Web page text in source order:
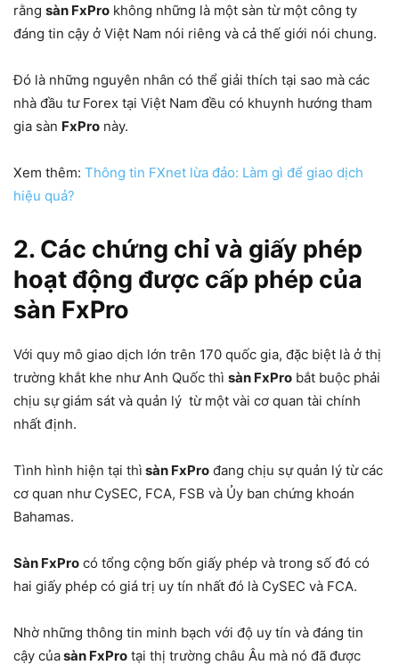
rằng sàn FxPro không những là một sàn từ một công ty
đáng tin cậy ở Việt Nam nói riêng và cả thế giới nói chung.
Đó là những nguyên nhân có thể giải thích tại sao mà các
nhà đầu tư Forex tại Việt Nam đều có khuynh hướng tham
gia sàn FxPro này.
Xem thêm: Thông tin FXnet lừa đảo: Làm gì để giao dịch
hiệu quả?
2. Các chứng chỉ và giấy phép
hoạt động được cấp phép của
sàn FxPro
Với quy mô giao dịch lớn trên 170 quốc gia, đặc biệt là ở thị
trường khắt khe như Anh Quốc thì sàn FxPro bắt buộc phải
chịu sự giám sát và quản lý từ một vài cơ quan tài chính
nhất định.
Tình hình hiện tại thì sàn FxPro đang chịu sự quản lý từ các
cơ quan như CySEC, FCA, FSB và Ủy ban chứng khoán
Bahamas.
Sàn FxPro có tổng cộng bốn giấy phép và trong số đó có
hai giấy phép có giá trị uy tín nhất đó là CySEC và FCA.
Nhờ những thông tin minh bạch với độ uy tín và đáng tin
cậy củasàn FxPro tại thị trường châu Âu mà nó đã được